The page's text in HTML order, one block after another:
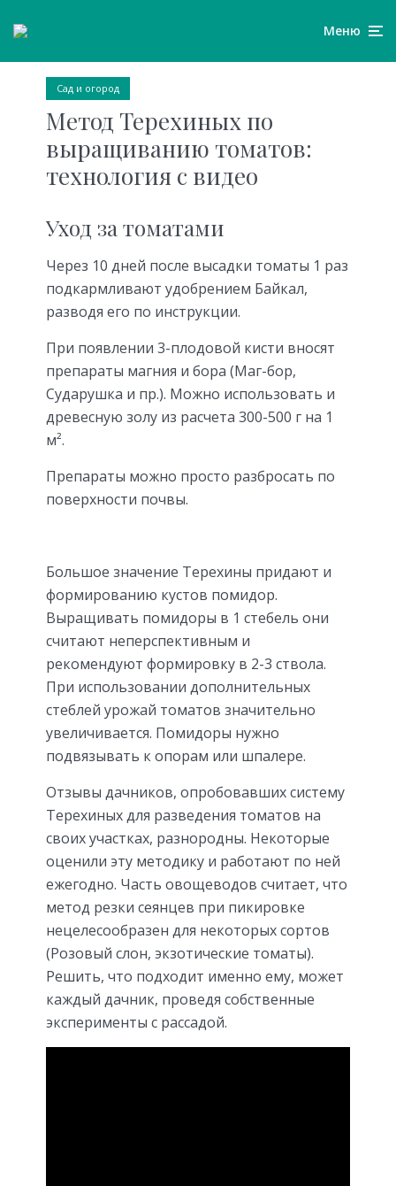
Меню
Сад и огород
Метод Терехиных по
выращиванию томатов:
технология с видео
Уход за томатами
Через 10 дней после высадки томаты 1 раз
подкармливают удобрением Байкал,
разводя его по инструкции.
При появлении 3-плодовой кисти вносят
препараты магния и бора (Маг-бор,
Сударушка и пр.). Можно использовать и
древесную золу из расчета 300-500 г на 1
м².
Препараты можно просто разбросать по
поверхности почвы.
Большое значение Терехины придают и
формированию кустов помидор.
Выращивать помидоры в 1 стебель они
считают неперспективным и
рекомендуют формировку в 2-3 ствола.
При использовании дополнительных
стеблей урожай томатов значительно
увеличивается. Помидоры нужно
подвязывать к опорам или шпалере.
Отзывы дачников, опробовавших систему
Терехиных для разведения томатов на
своих участках, разнородны. Некоторые
оценили эту методику и работают по ней
ежегодно. Часть овощеводов считает, что
метод резки сеянцев при пикировке
нецелесообразен для некоторых сортов
(Розовый слон, экзотические томаты).
Решить, что подходит именно ему, может
каждый дачник, проведя собственные
эксперименты с рассадой.